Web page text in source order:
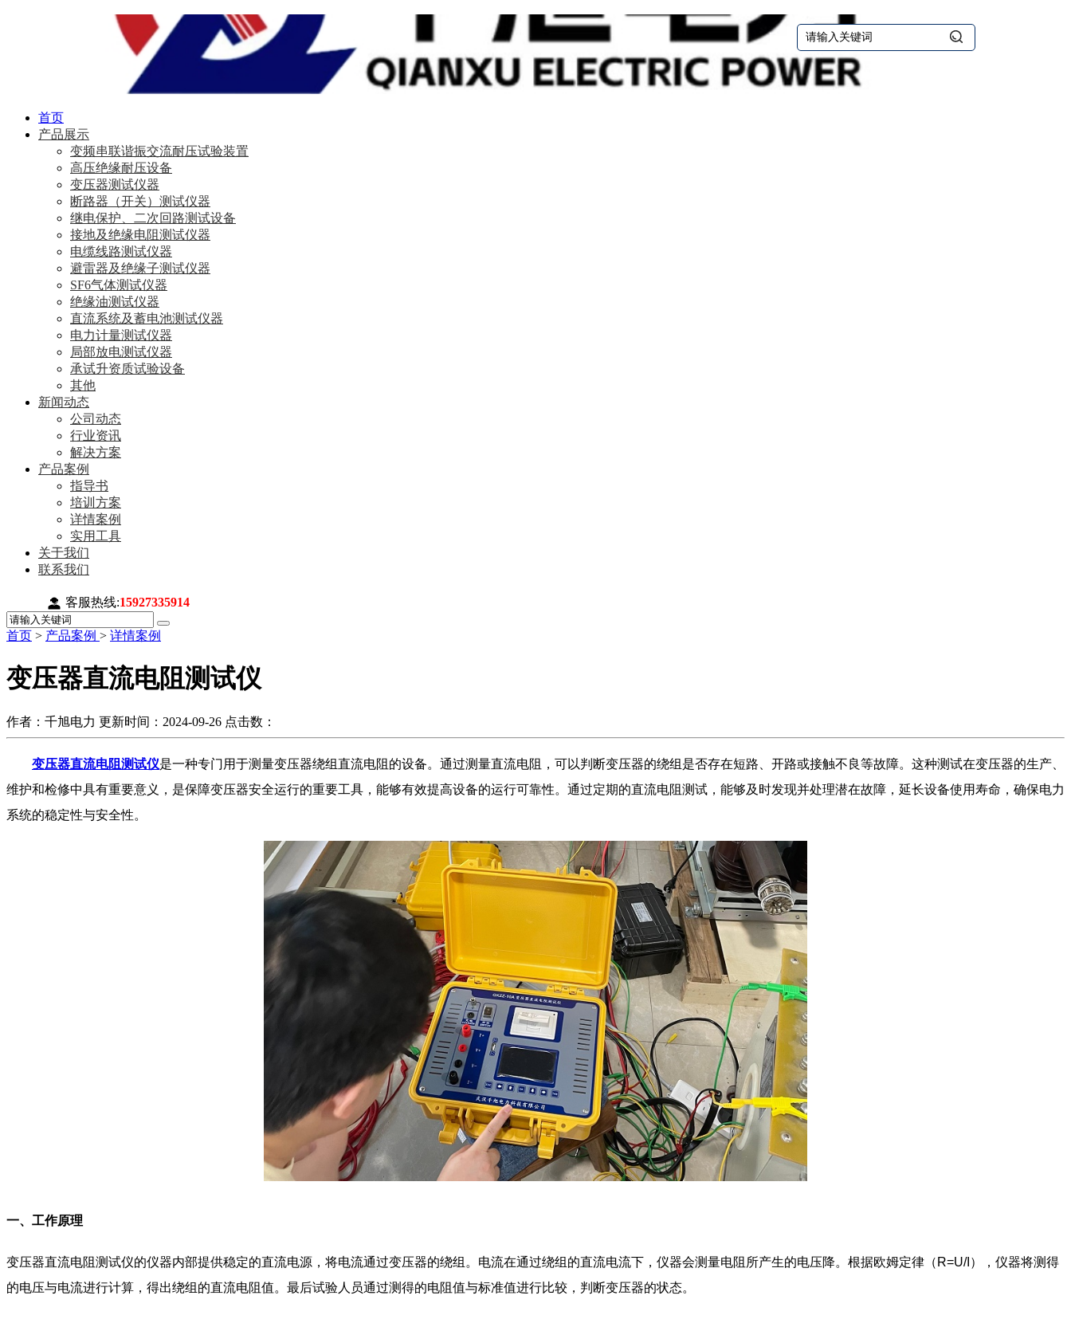
首页
产品展示
变频串联谐振交流耐压试验装置
高压绝缘耐压设备
变压器测试仪器
断路器（开关）测试仪器
继电保护、二次回路测试设备
接地及绝缘电阻测试仪器
电缆线路测试仪器
避雷器及绝缘子测试仪器
SF6气体测试仪器
绝缘油测试仪器
直流系统及蓄电池测试仪器
电力计量测试仪器
局部放电测试仪器
承试升资质试验设备
其他
新闻动态
公司动态
行业资讯
解决方案
产品案例
指导书
培训方案
详情案例
实用工具
关于我们
联系我们
客服热线:15927335914
首页 > 产品案例 > 详情案例
变压器直流电阻测试仪
作者：千旭电力 更新时间：2024-09-26 点击数：
变压器直流电阻测试仪是一种专门用于测量变压器绕组直流电阻的设备。通过测量直流电阻，可以判断变压器的绕组是否存在短路、开路或接触不良等故障。这种测试在变压器的生产、
维护和检修中具有重要意义， 是保障变压器安全运行的重要工具，能够有效提高设备的运行可靠性。通过定期的直流电阻测试，能够及时发现并处理潜在故障，延长设备使用寿命，确保电力
系统的稳定性与安全性。
一、工作原理
变压器直流电阻测试仪的仪器内部提供稳定的直流电源，将电流通过变压器的绕组。电流在通过绕组的直流电流下，仪器会测量电阻所产生的电压降。根据欧姆定律（R=U/I），仪器将测得
的电压与电流进行计算，得出绕组的直流电阻值。最后试验人员通过测得的电阻值与标准值进行比较，判断变压器的状态。